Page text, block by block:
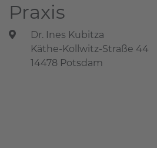
Praxis
Dr. Ines Kubitza
Käthe-Kollwitz-Straße 44
14478 Potsdam